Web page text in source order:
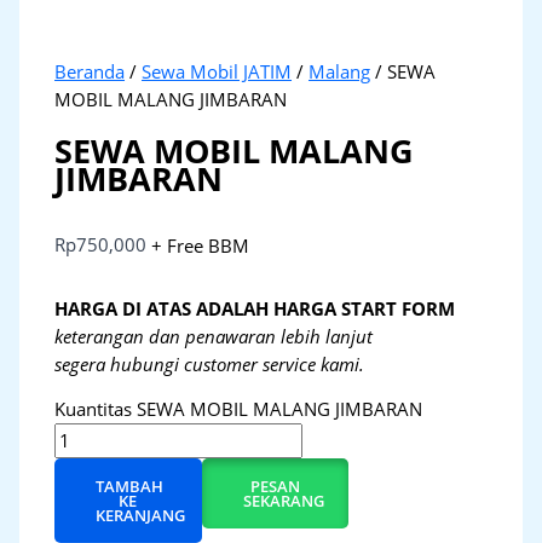
Beranda /Sewa Mobil JATIM / Malang / SEWA
MOBIL MALANG JIMBARAN
SEWA MOBIL MALANG
JIMBARAN
Rp750,000 + Free BBM
HARGA DI ATAS ADALAH HARGA START FORM
keterangan dan penawaran lebih lanjut
segera hubungi customer service kami.
Kuantitas SEWA MOBIL MALANG JIMBARAN
TAMBAH
KE
KERANJANG
PESAN
SEKARANG